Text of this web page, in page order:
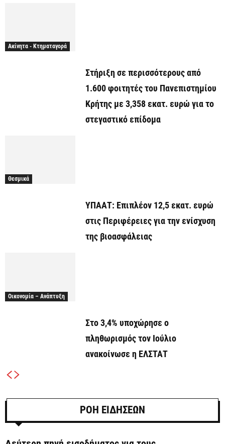
Ακίνητα - Κτηματαγορά
Στήριξη σε περισσότερους από
1.600 φοιτητές του Πανεπιστημίου
Κρήτης με 3,358 εκατ. ευρώ για το
στεγαστικό επίδομα
Θεσμικά
ΥΠΑΑΤ: Επιπλέον 12,5 εκατ. ευρώ
στις Περιφέρειες για την ενίσχυση
της βιοασφάλειας
Οικονομία – Ανάπτυξη
Στο 3,4% υποχώρησε ο
πληθωρισμός τον Ιούλιο
ανακοίνωσε η ΕΛΣΤΑΤ
ΡΟΗ ΕΙΔΗΣΕΩΝ